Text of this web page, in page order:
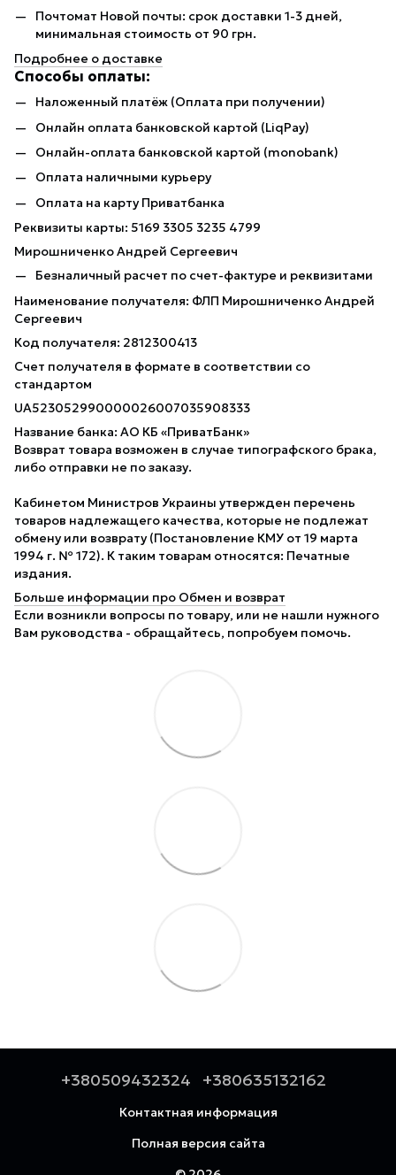
Почтомат Новой почты: срок доставки 1-3 дней,
минимальная стоимость от 90 грн.
Подробнее о доставке
Способы оплаты:
Наложенный платёж (Оплата при получении)
Онлайн оплата банковской картой (LiqPay)
Онлайн-оплата банковской картой (monobank)
Оплата наличными курьеру
Оплата на карту Приватбанка
Реквизиты карты: 5169 3305 3235 4799
Мирошниченко Андрей Сергеевич
Безналичный расчет по счет-фактуре и реквизитами
Наименование получателя: ФЛП Мирошниченко Андрей
Сергеевич
Код получателя: 2812300413
Счет получателя в формате в соответствии со
стандартом
UA523052990000026007035908333
Название банка: АО КБ «ПриватБанк»
Возврат товара возможен в случае типографского брака,
либо отправки не по заказу.
Кабинетом Министров Украины утвержден перечень
товаров надлежащего качества, которые не подлежат
обмену или возврату (Постановление КМУ от 19 марта
1994 г. № 172). К таким товарам относятся: Печатные
издания.
Больше информации про Обмен и возврат
Если возникли вопросы по товару, или не нашли нужного
Вам руководства - обращайтесь, попробуем помочь.
+380509432324 +380635132162
Контактная информация
Полная версия сайта